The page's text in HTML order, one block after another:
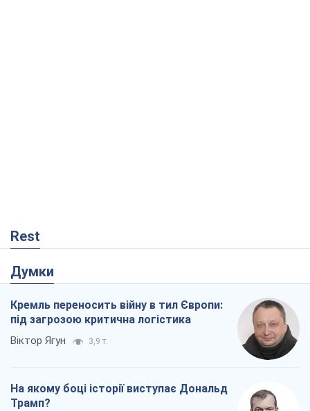
Rest
Думки
Кремль переносить війну в тил Європи:
під загрозою критична логістика
Віктор Ягун 3,9 т.
На якому боці історії виступає Дональд
Трамп?